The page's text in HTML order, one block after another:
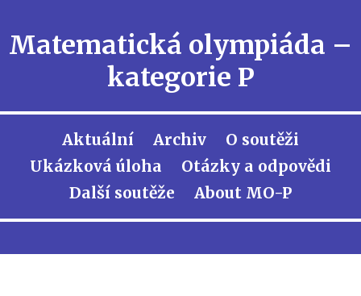
Matematická olympiáda –
kategorie P
Aktuální Archiv
O soutěži
Ukázková úloha
Otázky a odpovědi
Další soutěže
About MO-P